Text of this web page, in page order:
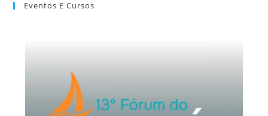
Eventos E Cursos